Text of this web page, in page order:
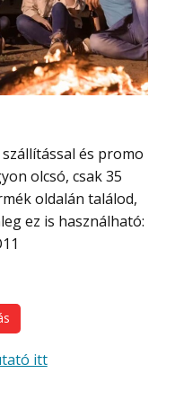
olcsó, csak 35
oldalán találod,
ez is használható:
itt